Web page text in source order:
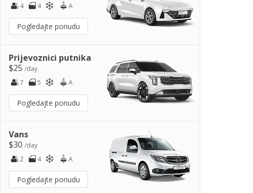
4
4 A
Pogledajte ponudu
Prijevoznici putnika
$25 /day
7
5 A
Pogledajte ponudu
Vans
$30 /day
2
4 A
Pogledajte ponudu